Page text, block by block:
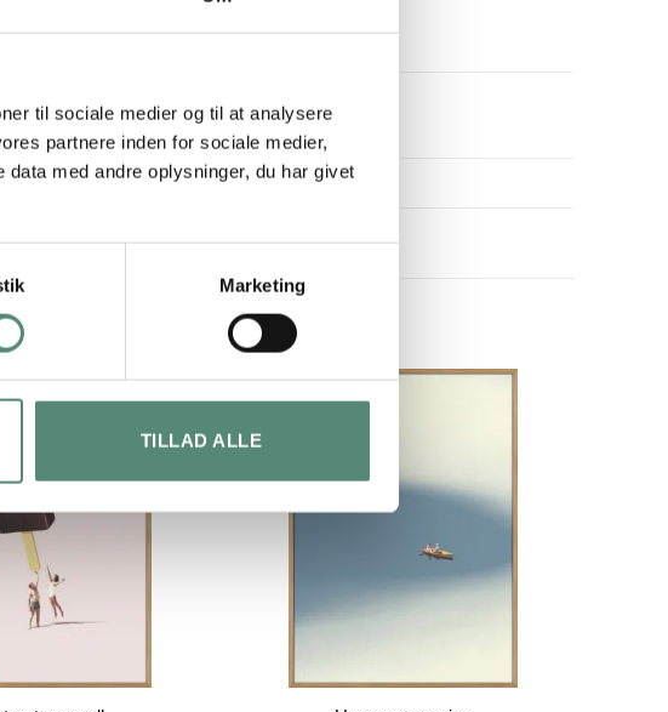
til sociale medier og til at analysere
partnere inden for sociale medier,
med andre oplysninger, du har givet
Marketing
TILLAD ALLE